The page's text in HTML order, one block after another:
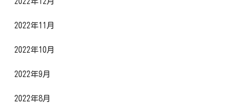
2022年11月
2022年10月
2022年9月
2022年8月